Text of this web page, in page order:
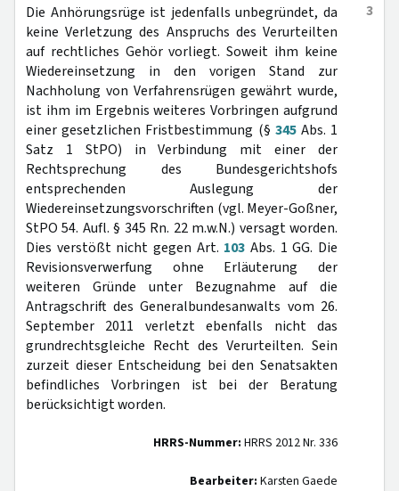
3
Die Anhörungsrüge ist jedenfalls unbegründet, da
keine Verletzung des Anspruchs des Verurteilten
auf rechtliches Gehör vorliegt. Soweit ihm keine
Wiedereinsetzung in den vorigen Stand zur
Nachholung von Verfahrensrügen gewährt wurde,
ist ihm im Ergebnis weiteres Vorbringen aufgrund
einer gesetzlichen Fristbestimmung (§ 345Abs. 1
Satz 1 StPO) in Verbindung mit einer der
Rechtsprechung des Bundesgerichtshofs
entsprechenden Auslegung der
Wiedereinsetzungsvorschriften (vgl. Meyer-Goßner,
StPO 54. Aufl. § 345 Rn. 22 m.w.N.) versagt worden.
Dies verstößt nicht gegen Art. 103 Abs. 1 GG. Die
Revisionsverwerfung ohne Erläuterung der
weiteren Gründe unter Bezugnahme auf die
Antragschrift des Generalbundesanwalts vom 26.
September 2011 verletzt ebenfalls nicht das
grundrechtsgleiche Recht des Verurteilten. Sein
zurzeit dieser Entscheidung bei den Senatsakten
befindliches Vorbringen ist bei der Beratung
berücksichtigt worden.
HRRS-Nummer: HRRS 2012 Nr. 336
Bearbeiter: Karsten Gaede